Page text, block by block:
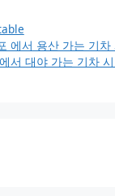
에서 용산 가는 기차
서 대야 가는 기차